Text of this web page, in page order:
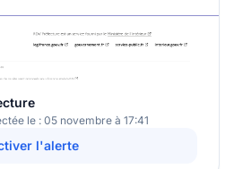
le : 05 novembre à 17:41
l'alerte